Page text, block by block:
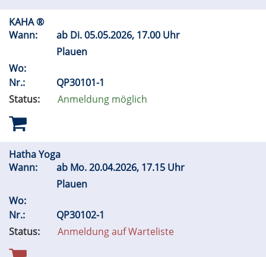
KAHA ®
Wann:
ab Di.05.05.2026, 17.00 Uhr
Plauen
Wo:
Nr.:
QP30101-1
Status:
Anmeldung möglich
Hatha Yoga
Wann:
ab Mo.20.04.2026, 17.15 Uhr
Plauen
Wo:
Nr.:
QP30102-1
Status:
Anmeldung auf Warteliste